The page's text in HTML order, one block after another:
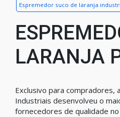
Espremedor suco de laranja
LARANJA
Exclusivo para compradores,
Industriais desenvolveu o
fornecedores de qualidade